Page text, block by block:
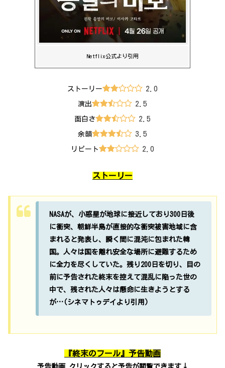
Netflix公式より引用
ストーリー 2.0
演出 2.5
面白さ 2.5
余韻 3.5
リピート 2.0
ストーリー
NASAが、小惑星が地球に接近しており300日後
に衝突、朝鮮半島が直接的な衝突被害地域に含
まれると発表し、瞬く間に混沌に包まれた韓
国。人々は国を離れ安全な場所に避難するため
に全力を尽くしていた。残り200日を切り、目の
前に予告された終末を控えて混乱に陥った世の
中で、残された人々は懸命に生きようとする
が…(シネマトゥデイより引用)
『終末のフール』予告動画
予告動画 クリックすると予告が閲覧できます↓